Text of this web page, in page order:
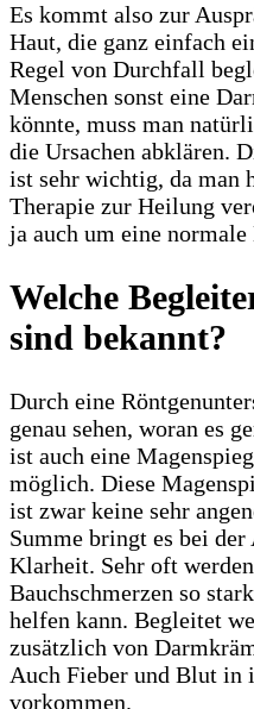
Es kommt also zur
Haut, die ganz einfach
Regel von Durchfall
Menschen sonst eine
könnte, muss man
die Ursachen abklären.
ist sehr wichtig, da man
Therapie zur Heilung
ja auch um eine
Welche
sind bekannt?
Durch eine
genau sehen, woran es
ist auch eine
möglich. Diese
ist zwar keine sehr
Summe bringt es bei
Klarheit. Sehr oft
Bauchschmerzen so
helfen kann. Begleitet
zusätzlich von
Auch Fieber und Blut in
vorkommen.